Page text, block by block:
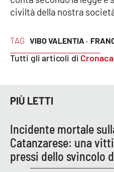
TAG VIBO VALENTIA ·
Tutti gli articoli di Cronaca
civiltà della nostra
PIÙ LETTI
Incidente mortale
Catanzarese: una
pressi dello svincolo